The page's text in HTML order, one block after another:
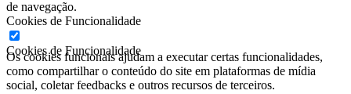
de navegação.
Cookies de Funcionalidade
Cookies de Funcionalidade
Os cookies funcionais ajudam a executar certas funcionalidades,
como compartilhar o conteúdo do site em plataformas de mídia
social, coletar feedbacks e outros recursos de terceiros.